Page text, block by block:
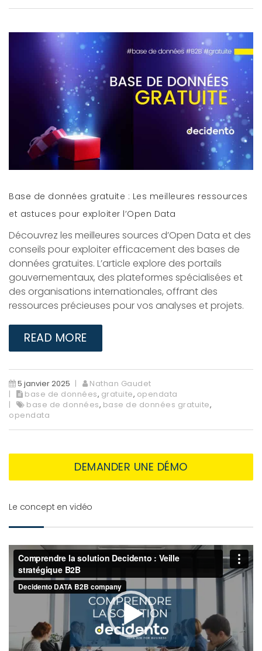
Base de données gratuite : Les meilleures ressources
et astuces pour exploiter l’Open Data
Découvrez les meilleures sources d’Open Data et des
conseils pour exploiter efficacement des bases de
données gratuites. L’article explore des portails
gouvernementaux, des plateformes spécialisées et
des organisations internationales, offrant des
ressources précieuses pour vos analyses et projets.
READ MORE
5 janvier 2025
Nathan Gaudet
base de données, gratuite, opendata
base de données, base de données gratuite,
opendata
DEMANDER UNE DÉMO
Le concept en vidéo
Lecteur
vidéo